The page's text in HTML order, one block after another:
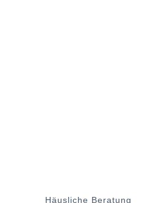
Häusliche Beratung